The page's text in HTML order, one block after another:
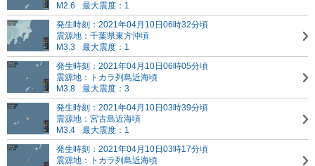
M2.6
最大震度：1
発生時刻：2021年04月10日06時32分頃
震源地：千葉県東方沖頃
M3.3
最大震度：1
発生時刻：2021年04月10日06時05分頃
震源地：トカラ列島近海頃
M3.8
最大震度：3
発生時刻：2021年04月10日03時39分頃
震源地：宮古島近海頃
M3.4
最大震度：1
発生時刻：2021年04月10日03時17分頃
震源地：トカラ列島近海頃